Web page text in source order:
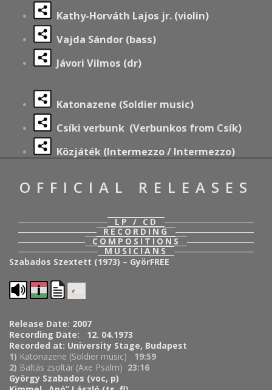
Kathy-Horváth Lajos jr. (violin)
Vajda Sándor (bass)
Jávori Vilmos (dr)
Katonazene (Soldier music)
Csíki verbunk (Verbunkos from Csík)
Közjáték (Intermezzo / Intermezzo)
OFFICIAL RELEASES
LP / CD
RECORDING
COMPOSITIONS
MUSICIANS
Szabados Szextett (1973) – GyörFREE
Release Date: 2007
Recording Date: 12. 04.1973
Recorded at: University Stage, Budapest
1) Katonazene (Soldier music) 19:59
2) Baltás zsoltár (Axe Psalm) 23:16
György Szabados (voc, p)